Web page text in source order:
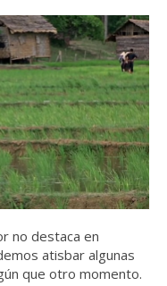
no destaca en
atisbar algunas
que otro momento.